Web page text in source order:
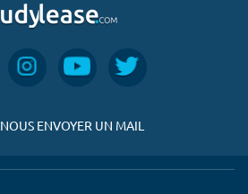
NOUS ENVOYER UN MAIL